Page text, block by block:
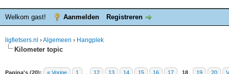
Welkom gast! Aanmelden Registreren
ligfietsers.nl ›Algemeen › Hangplek
Kilometer topic
Pagina's (20): « Vorige 1 12 13 14 15 16 17 18 19 20
waardering is 0